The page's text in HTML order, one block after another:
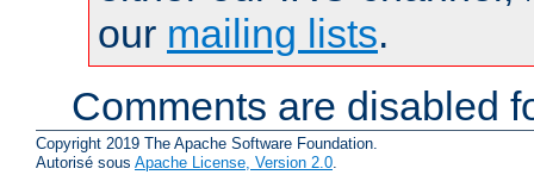
our mailing lists.
Comments are disabled
Copyright 2019 The Apache Software Foundation.
Autorisé sous Apache License, Version 2.0.